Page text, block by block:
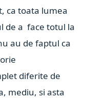
ca toata lumea
de a face totul la
au de faptul ca
diferite de
mediu, si asta